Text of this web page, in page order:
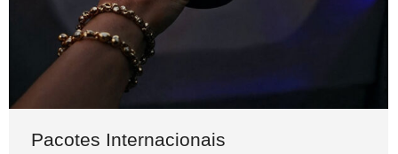
Pacotes Internacionais